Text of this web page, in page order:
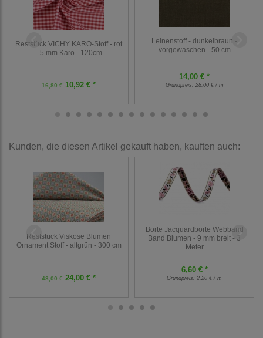
Reststück VICHY KARO-Stoff - rot
- 5 mm Karo - 120cm
16,80 € 10,92 € *
Leinenstoff - dunkelbraun -
vorgewaschen - 50 cm
14,00 € *
Grundpreis: 28,00 € / m
Kunden, die diesen Artikel gekauft haben, kauften auch:
Reststück Viskose Blumen
Ornament Stoff - altgrün - 300 cm
48,00 € 24,00 € *
Borte Jacquardborte Webband
Band Blumen - 9 mm breit - 3
Meter
6,60 € *
Grundpreis: 2,20 € / m